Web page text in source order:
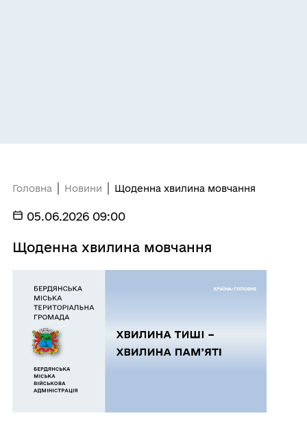
Головна Новини Щоденна хвилина мовчання
05.06.2026 09:00
Щоденна хвилина мовчання